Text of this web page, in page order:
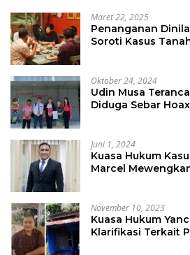
Maret 22, 2025
Penanganan
Soroti Kasus
Oktober 24, 2024
Udin Musa
Diduga Sebar
Juni 1, 2024
Kuasa Hukum
Marcel
November 10, 2023
Kuasa Hukum
Klarifikasi Terkait